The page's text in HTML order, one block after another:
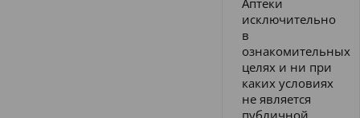
Аптеки
исключительно
в
ознакомительных
целях и ни при
каких условиях
не является
публичной